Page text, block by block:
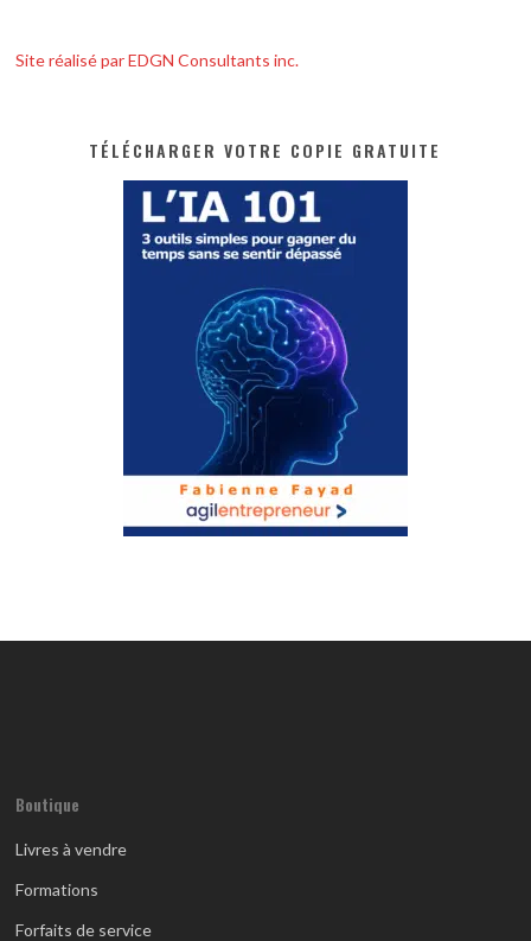
Site réalisé par EDGN Consultants inc.
TÉLÉCHARGER VOTRE COPIE GRATUITE
Boutique
Livres à vendre
Formations
Forfaits de service